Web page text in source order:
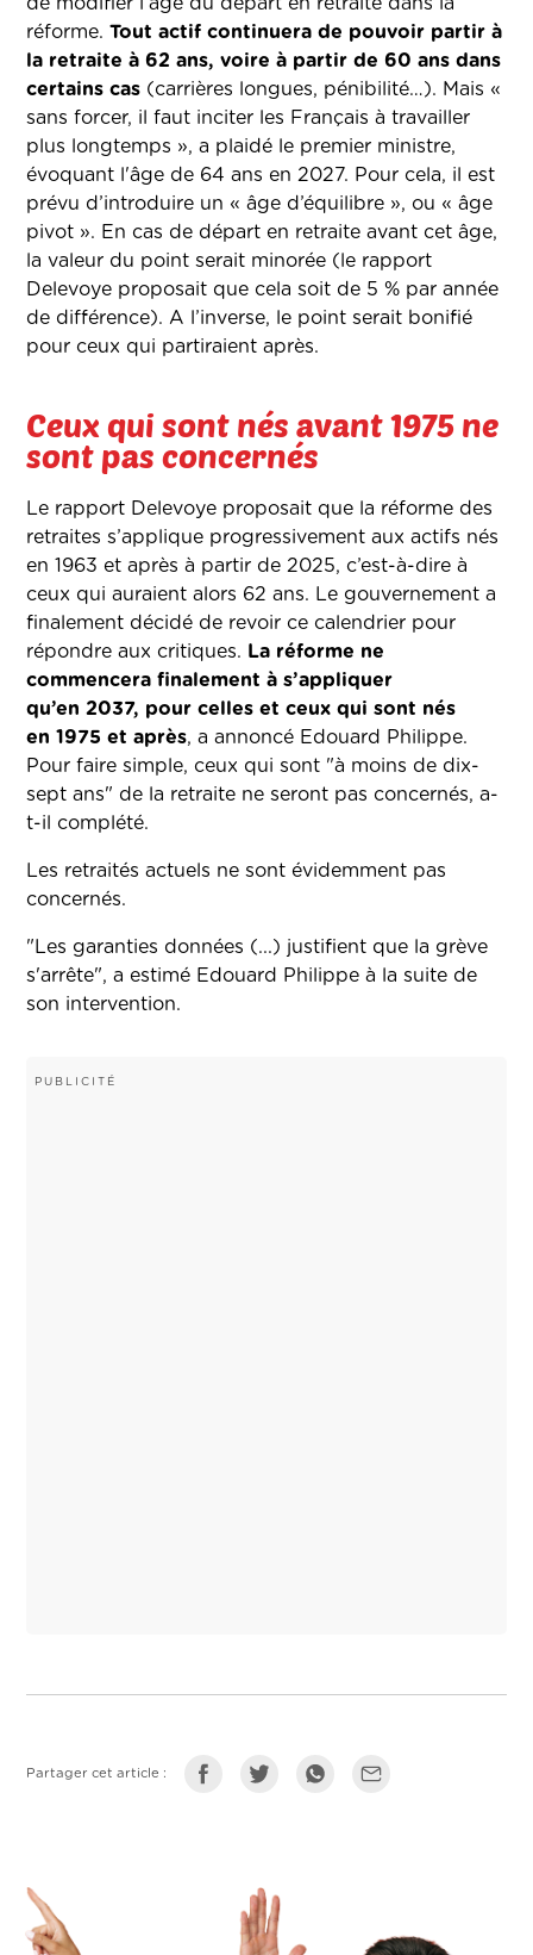
de modifier l’âge du départ en retraite dans la
réforme. Tout actif continuera de pouvoir partir à
la retraite à 62 ans, voire à partir de 60 ans dans
certains cas (carrières longues, pénibilité…). Mais «
sans forcer, il faut inciter les Français à travailler
plus longtemps », a plaidé le premier ministre,
évoquant l'âge de 64 ans en 2027. Pour cela, il est
prévu d’introduire un « âge d’équilibre », ou « âge
pivot ». En cas de départ en retraite avant cet âge,
la valeur du point serait minorée (le rapport
Delevoye proposait que cela soit de 5 % par année
de différence). A l’inverse, le point serait bonifié
pour ceux qui partiraient après.
Ceux qui sont nés avant 1975 ne
sont pas concernés
Le rapport Delevoye proposait que la réforme des
retraites s’applique progressivement aux actifs nés
en 1963 et après à partir de 2025, c’est-à-dire à
ceux qui auraient alors 62 ans. Le gouvernement a
finalement décidé de revoir ce calendrier pour
répondre aux critiques. La réforme ne
commencera finalement à s’appliquer
qu’en 2037, pour celles et ceux qui sont nés
en 1975 et après, a annoncé Edouard Philippe.
Pour faire simple, ceux qui sont "à moins de dix-
sept ans" de la retraite ne seront pas concernés, a-
t-il complété.
Les retraités actuels ne sont évidemment pas
concernés.
"Les garanties données (...) justifient que la grève
s'arrête", a estimé Edouard Philippe à la suite de
son intervention.
Partager cet article :